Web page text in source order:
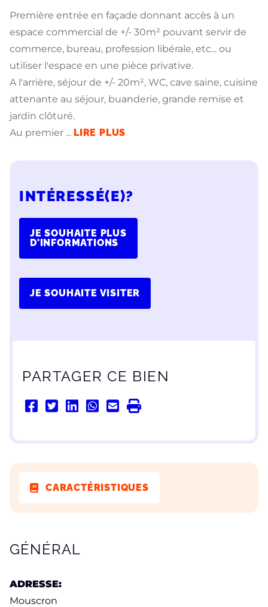
Première entrée en façade donnant accès à un
espace commercial de +/- 30m² pouvant servir de
commerce, bureau, profession libérale, etc... ou
utiliser l'espace en une pièce privative.
A l'arrière, séjour de +/- 20m², WC, cave saine, cuisine
attenante au séjour, buanderie, grande remise et
jardin clôturé.
Au premier ... LIRE PLUS
INTÉRESSÉ(E)?
JE SOUHAITE PLUS
D'INFORMATIONS
JE SOUHAITE VISITER
PARTAGER CE BIEN
CARACTÉRISTIQUES
CARACTÉRISTIQUES
GÉNÉRAL
ADRESSE:
Mouscron